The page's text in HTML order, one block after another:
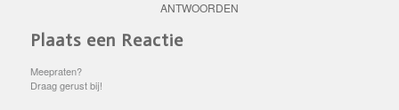
ANTWOORDEN
Plaats een Reactie
Meepraten?
Draag gerust bij!